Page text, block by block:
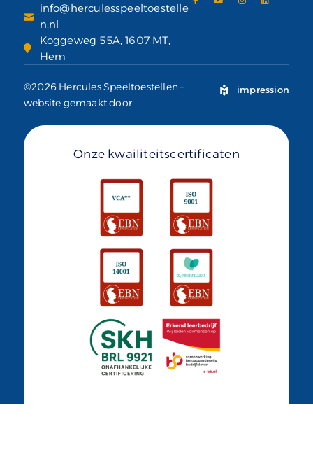
info@herculesspeeltoestelle
n.nl
Koggeweg 55A, 1607 MT,
Hem
©2026 Hercules Speeltoestellen –
website gemaakt door
impression
Onze kwailiteitscertificaten